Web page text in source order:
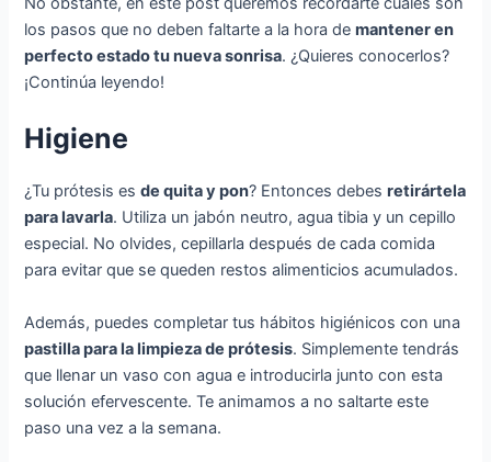
los pasos que no deben faltarte a la hora demantener en
perfecto estado tu nueva sonrisa. ¿Quieres conocerlos?
¡Continúa leyendo!
Higiene
¿Tu prótesis esde quita y pon? Entonces debesretirártela
para lavarla. Utiliza un jabón neutro, agua tibia y un cepillo
especial. No olvides, cepillarla después de cada comida
para evitar que se queden restos alimenticios acumulados.
Además, puedes completar tus hábitos higiénicos con una
pastilla para la limpieza de prótesis. Simplemente tendrás
que llenar un vaso con agua e introducirla junto con esta
solución efervescente. Te animamos a no saltarte este
paso una vez a la semana.